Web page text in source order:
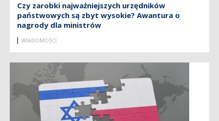
Czy zarobki najważniejszych urzędników
państwowych są zbyt wysokie? Awantura o
nagrody dla ministrów
WIADOMOŚCI